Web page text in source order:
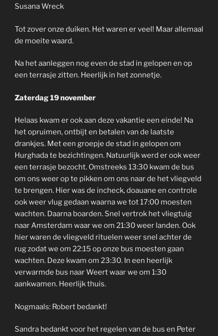
Susana Wreck
Tot zover onze duiken. Het waren er veel! Maar allemaal
de moeite waard.
Na het aanleggen nog even de stad in gelopen en op
een terrasje zitten. Heerlijk in het zonnetje.
Zaterdag 19 november
Helaas kwam er ook aan deze vakantie een einde! Na
het opruimen, ontbijt en betalen van de laatste
drankjes. Met een groepje de stad in gelopen om
Hurghada te bezichtingen. Natuurlijk werd er ook weer
een terrasje bezocht. Omstreeks 13:30 kwam de bus
om ons weer op te pikken om ons naar de het vliegveld
te brengen. Hier was de incheck, doauane en controle
ook weer vlug gedaan waarna we tot 17:00 moesten
wachten. Daarna boarden. Snel vertrok het vliegtuig
naar Amsterdam waar we om 21:30 weer landen. Ook
hier waren de vliegveld rituelen weer snel achter de
rug zodat we om 22:15 op onze bus moesten gaan
wachten. Deze kwam om 23:30. In een heerlijk
verwarmde bus naar Weert waar we om 1:30
aankwamen. Heerlijk thuis.
Nogmaals: Robert bedankt!
Sandra bedankt voor het regelen van de bus en Peter